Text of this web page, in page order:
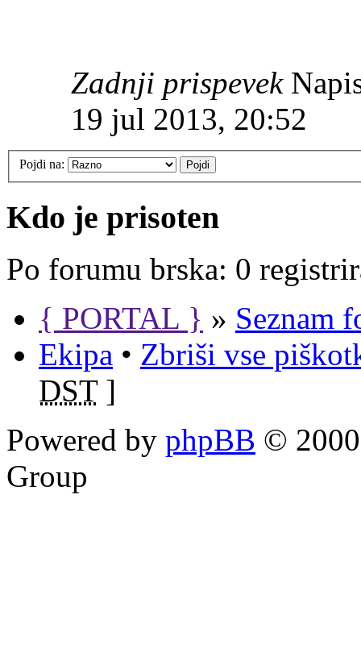
Zadnji prispevek
19 jul 2013, 20:52
Pojdi na:
Kdo je prisoten
Po forumu brska: 0
{ PORTAL } » Seznam
Ekipa • Zbriši vse
DST]
Powered by phpBB ©
Group